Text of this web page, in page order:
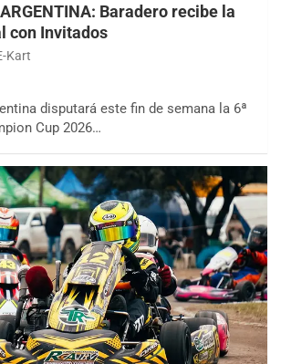
Baradero recibe la
con Invitados
Kart
disputará este fin de semana la 6ª
Cup 2026…